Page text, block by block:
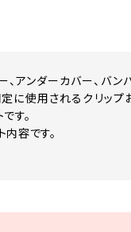
、アンダーカバー、バ
に使用されるクリップ
す。
内容です。